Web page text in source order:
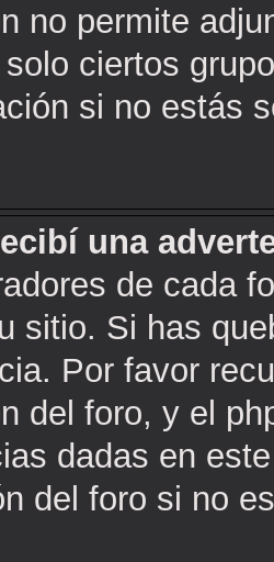
no permite
ciertos
si no estás
una
de cada
sitio. Si has
Por favor
del foro, y el
dadas en
del foro si no